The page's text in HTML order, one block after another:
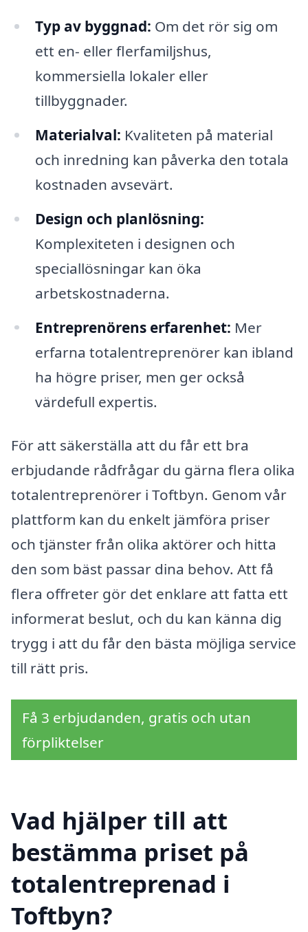
Typ av byggnad: Om det rör sig om
ett en- eller flerfamiljshus,
kommersiella lokaler eller
tillbyggnader.
Materialval: Kvaliteten på material
och inredning kan påverka den totala
kostnaden avsevärt.
Design och planlösning:
Komplexiteten i designen och
speciallösningar kan öka
arbetskostnaderna.
Entreprenörens erfarenhet: Mer
erfarna totalentreprenörer kan ibland
ha högre priser, men ger också
värdefull expertis.
För att säkerställa att du får ett bra
erbjudande rådfrågar du gärna flera olika
totalentreprenörer i Toftbyn. Genom vår
plattform kan du enkelt jämföra priser
och tjänster från olika aktörer och hitta
den som bäst passar dina behov. Att få
flera offreter gör det enklare att fatta ett
informerat beslut, och du kan känna dig
trygg i att du får den bästa möjliga service
till rätt pris.
Få 3 erbjudanden, gratis och utan
förpliktelser
Vad hjälper till att
bestämma priset på
totalentreprenad i
Toftbyn?